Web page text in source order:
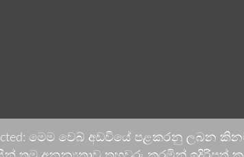
මෙම වෙබ් අඩවියේ පළකරනු